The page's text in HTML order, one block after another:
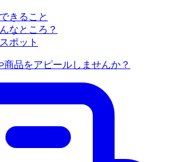
きること
なところ？
ポット
商品をアピールしませんか？